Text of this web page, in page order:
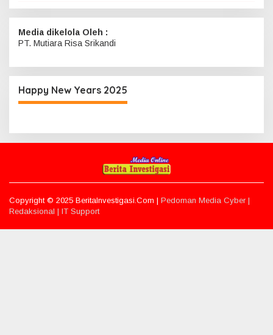
Media dikelola Oleh :
PT. Mutiara Risa Srikandi
Happy New Years 2025
Copyright © 2025 BeritaInvestigasi.Com | Pedoman Media Cyber |
Redaksional | IT Support